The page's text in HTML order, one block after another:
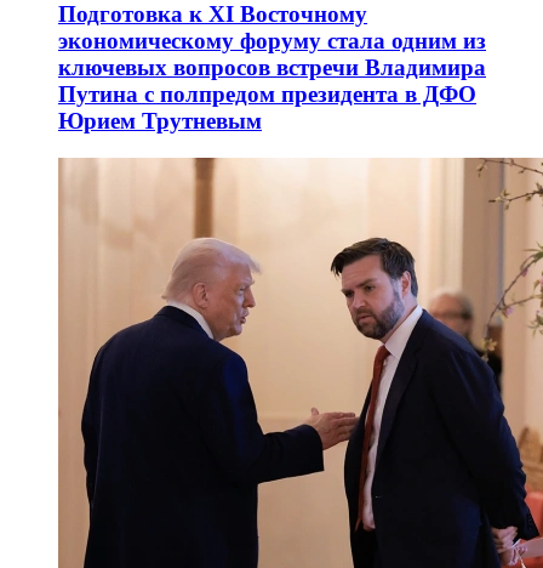
Подготовка к XI Восточному
экономическому форуму стала одним из
ключевых вопросов встречи Владимира
Путина с полпредом президента в ДФО
Юрием Трутневым